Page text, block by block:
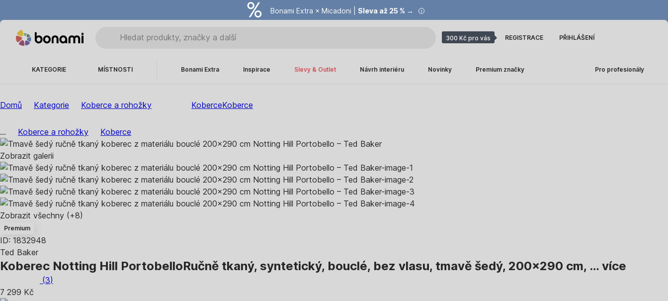
Bonami Extra × Micadoni | Sleva až 25 % →
Summer Sale |Ušetřete až 40 % →
300 Kč pro vás REGISTRACE PŘIHLÁŠENÍ
KATEGORIE MÍSTNOSTI Bonami Extra Inspirace Slevy & Outlet Návrh interiéru Novinky Premium značky Pro profesionály
Domů Kategorie Koberce a rohožky KoberceKoberce
... Koberce a rohožky Koberce
Zobrazit galerii
Zobrazit všechny (+8)
Premium
ID: 1832948
Ted Baker
Koberec Notting Hill PortobelloRučně tkaný, syntetický, bouclé, bez vlasu, tmavě šedý, 200x290 cm, … více
(3)
7 299 Kč